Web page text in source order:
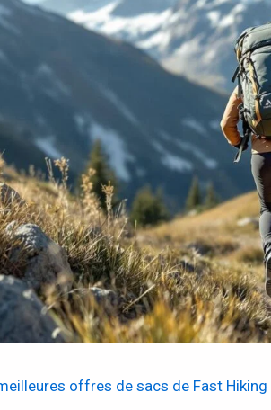
offres de sacs de Fast Hiking